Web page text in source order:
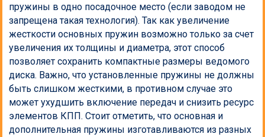
пружины в одно посадочное место (если заводом не
запрещена такая технология). Так как увеличение
жесткости основных пружин возможно только за счет
увеличения их толщины и диаметра, этот способ
позволяет сохранить компактные размеры ведомого
диска. Важно, что установленные пружины не должны
быть слишком жесткими, в противном случае это
может ухудшить включение передач и снизить ресурс
элементов КПП. Стоит отметить, что основная и
дополнительная пружины изготавливаются из разных